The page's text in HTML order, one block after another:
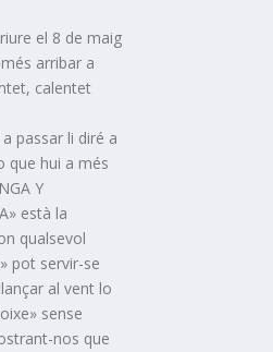
el 8 de maig
arribar a
calentet
passar li diré a
que hui a més
Y
està la
qualsevol
pot servir-se
al vent lo
sense
nos que